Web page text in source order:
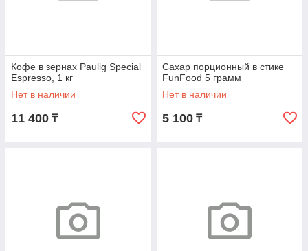
Кофе в зернах Paulig Special
Espresso, 1 кг
Нет в наличии
11 400 ₸
Сахар порционный в стике
FunFood 5 грамм
Нет в наличии
5 100 ₸